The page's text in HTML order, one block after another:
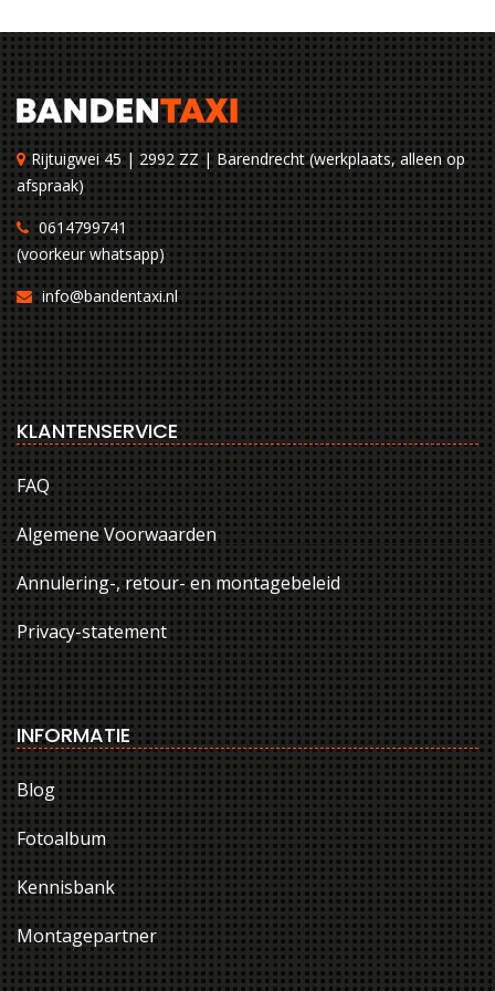
Rijtuigwei 45 | 2992 ZZ | Barendrecht (werkplaats, alleen op
afspraak)
0614799741
(voorkeur whatsapp)
info@bandentaxi.nl
KLANTENSERVICE
FAQ
Algemene Voorwaarden
Annulering-, retour- en montagebeleid
Privacy-statement
INFORMATIE
Blog
Fotoalbum
Kennisbank
Montagepartner